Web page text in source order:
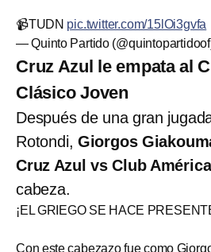
📹TUDN pic.twitter.com/15lOi3gvfa
— Quinto Partido
Cruz Azul le empata al
Clásico Joven
Después de una gran
Rotondi, Giorgos
Cruz Azul vs Club América
cabeza.
¡EL GRIEGO SE HACE
Con este cabezazo fue como